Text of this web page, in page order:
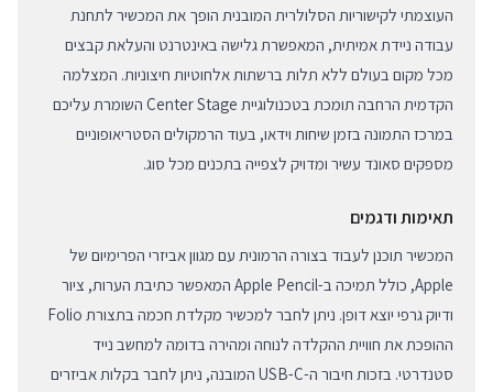
העוצמתי לקישוריות הסלולרית המובנית הופך את המכשיר לתחנת
עבודה ניידת אמיתית, המאפשרת גלישה באינטרנט והעלאת קבצים
מכל מקום בעולם ללא תלות ברשתות אלחוטיות חיצוניות. המצלמה
הקדמית הרחבה תומכת בטכנולוגיית Center Stage השומרת עליכם
במרכז התמונה בזמן שיחות וידאו, בעוד הרמקולים הסטריאופוניים
מספקים סאונד עשיר ומדויק לצפייה בתכנים מכל סוג.
תאימות ודגמים
המכשיר תוכנן לעבוד בצורה הרמונית עם מגוון אביזרי הפרימיום של
Apple, כולל תמיכה ב-Apple Pencil המאפשר כתיבת הערות, ציור
ודיוק גרפי יוצא דופן. ניתן לחבר למכשיר מקלדת חכמה בתצורת Folio
ההופכת את חוויית ההקלדה לנוחה ומהירה בדומה למחשב נייד
סטנדרטי. בזכות חיבור ה-USB-C המובנה, ניתן לחבר בקלות אביזרים